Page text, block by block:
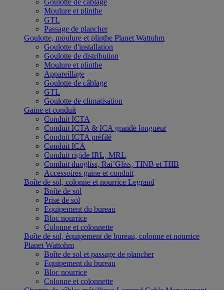
Goulotte de câblage
Moulure et plinthe
GTL
Passage de plancher
Goulotte, moulure et plinthe Planet Wattohm
Goulotte d'installation
Goulotte de distribution
Moulure et plinthe
Appareillage
Goulotte de câblage
GTL
Goulotte de climatisation
Gaine et conduit
Conduit ICTA
Conduit ICTA & ICA grande longueur
Conduit ICTA préfilé
Conduit ICA
Conduit rigide IRL, MRL
Conduit duogliss, Rai’Gliss, TINB et TIIB
Accessoires gaine et conduit
Boîte de sol, colonne et nourrice Legrand
Boîte de sol
Prise de sol
Equipement du bureau
Bloc nourrice
Colonne et colonnette
Boîte de sol, équipement de bureau, colonne et nourrice
Planet Wattohm
Boîte de sol et passage de plancher
Equipement du bureau
Bloc nourrice
Colonne et colonnette